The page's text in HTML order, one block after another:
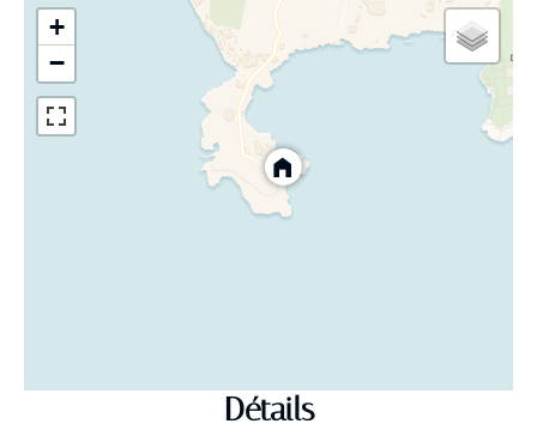
privée équipée avec baby-foot et tennis de table
Piscine chauffée à débordement avec vue sur la mer.
+
−
Détails